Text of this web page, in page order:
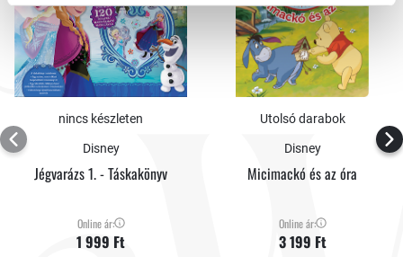
nincs készleten
Disney
Jégvarázs 1. - Táskakönyv
Online ár:
1 999 Ft
Utolsó darabok
Disney
Micimackó és az óra
Online ár:
3 199 Ft